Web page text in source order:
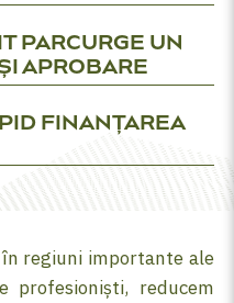
PARCURGE UN
APROBARE
FINANȚAREA
regiuni importante ale
reducem